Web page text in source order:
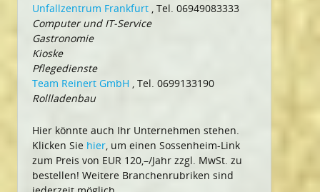
Unfallzentrum Frankfurt , Tel. 06949083333
Computer und IT-Service
Gastronomie
Kioske
Pflegedienste
Team Reinert GmbH , Tel. 0699133190
Rollladenbau
Hier könnte auch Ihr Unternehmen stehen.
Klicken Sie hier , um einen Sossenheim-Link
zum Preis von EUR 120,–/Jahr zzgl. MwSt. zu
bestellen! Weitere Branchenrubriken sind